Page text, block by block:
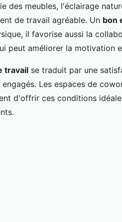
des meubles, l'éclairage
de travail agréable. Un bon
il favorise aussi la
peut améliorer la motivation
travail se traduit par une
Les espaces de
d'offrir ces conditions